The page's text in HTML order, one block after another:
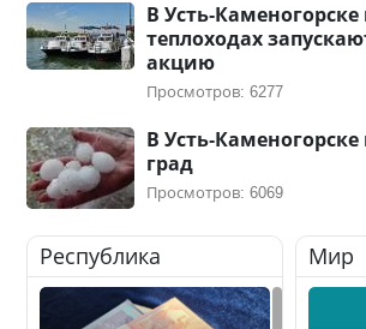
В Усть-
теплоходах
акцию
Просмотров: 6277
В Усть-
град
Просмотров: 6069
Республика Мир